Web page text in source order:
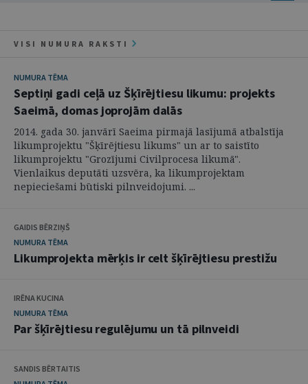
VISI NUMURA RAKSTI
NUMURA TĒMA
Septiņi gadi ceļā uz Šķīrējtiesu likumu: projekts
Saeimā, domas joprojām dalās
2014. gada 30. janvārī Saeima pirmajā lasījumā atbalstīja
likumprojektu "Šķīrējtiesu likums" un ar to saistīto
likumprojektu "Grozījumi Civilprocesa likumā".
Vienlaikus deputāti uzsvēra, ka likumprojektam
nepieciešami būtiski pilnveidojumi. ...
GAIDIS BĒRZIŅŠ
NUMURA TĒMA
Likumprojekta mērķis ir celt šķīrējtiesu prestižu
IRĒNA KUCINA
NUMURA TĒMA
Par šķīrējtiesu regulējumu un tā pilnveidi
SANDIS BĒRTAITIS